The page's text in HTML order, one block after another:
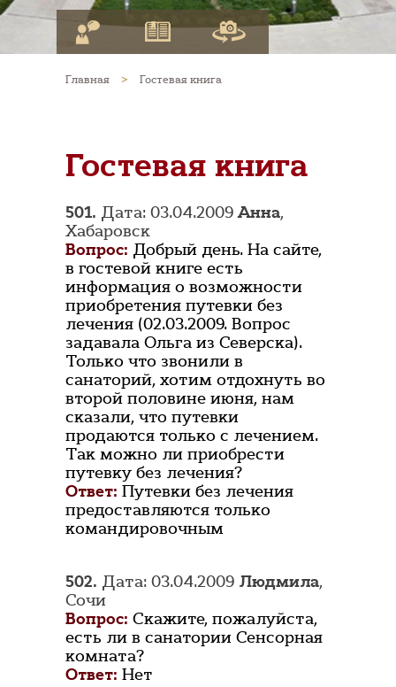
Главная > Гостевая книга
Гостевая книга
501. Дата: 03.04.2009Анна,
Хабаровск
Вопрос: Добрый день. На сайте,
в гостевой книге есть
информация о возможности
приобретения путевки без
лечения (02.03.2009. Вопрос
задавала Ольга из Северска).
Только что звонили в
санаторий, хотим отдохнуть во
второй половине июня, нам
сказали, что путевки
продаются только с лечением.
Так можно ли приобрести
путевку без лечения?
Ответ: Путевки без лечения
предоставляются только
командировочным
502. Дата: 03.04.2009 Людмила,
Сочи
Вопрос: Скажите, пожалуйста,
есть ли в санатории Сенсорная
комната?
Ответ: Нет